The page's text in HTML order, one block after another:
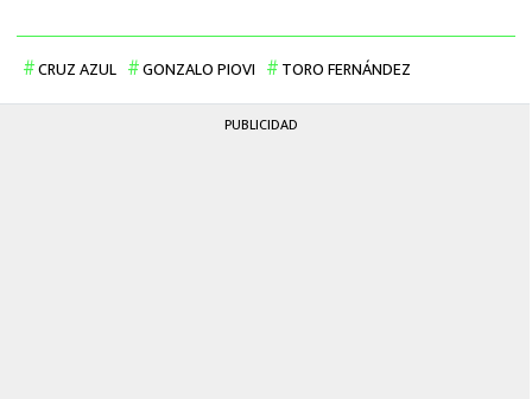
CRUZ AZUL GONZALO PIOVI TORO FERNÁNDEZ
PUBLICIDAD